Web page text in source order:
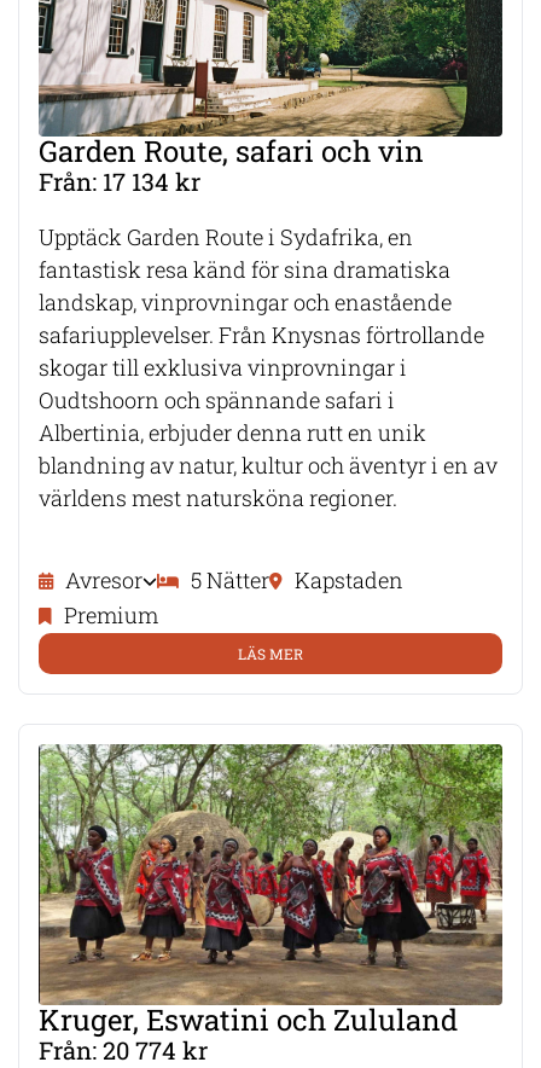
Garden Route, safari och vin
Från: 17 134 kr
Upptäck Garden Route i Sydafrika, en
fantastisk resa känd för sina dramatiska
landskap, vinprovningar och enastående
safariupplevelser. Från Knysnas förtrollande
skogar till exklusiva vinprovningar i
Oudtshoorn och spännande safari i
Albertinia, erbjuder denna rutt en unik
blandning av natur, kultur och äventyr i en av
världens mest natursköna regioner.
Avresor 5 Nätter
Kapstaden
Premium
LÄS MER
Kruger, Eswatini och Zululand
Från: 20 774 kr